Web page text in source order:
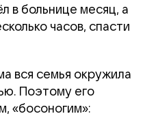
в больнице месяц, а
часов, спасти
вся семья окружила
Поэтому его
«босоногим»: